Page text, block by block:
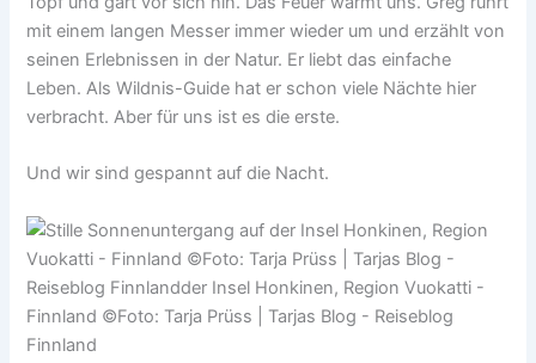
mit einem langen Messer immer wieder um und erzählt von
seinen Erlebnissen in der Natur. Er liebt das einfache
Leben. Als Wildnis-Guide hat er schon viele Nächte hier
verbracht. Aber für uns ist es die erste.
Und wir sind gespannt auf die Nacht.